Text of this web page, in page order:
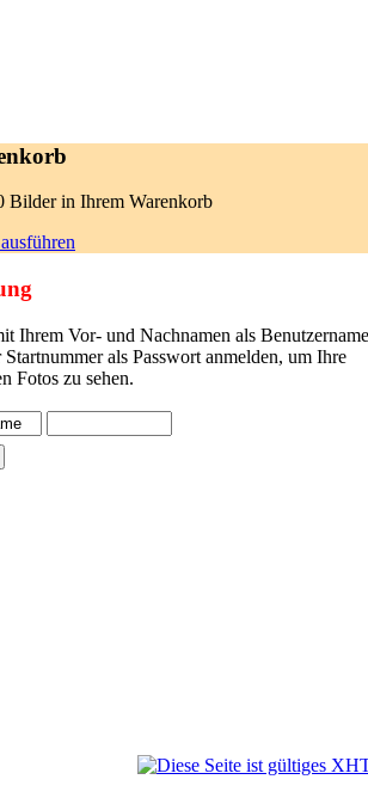
Bilder in Ihrem Warenkorb
Ihrem Vor- und Nachnamen als
als Passwort anmelden, um Ihre
Fotos zu sehen.